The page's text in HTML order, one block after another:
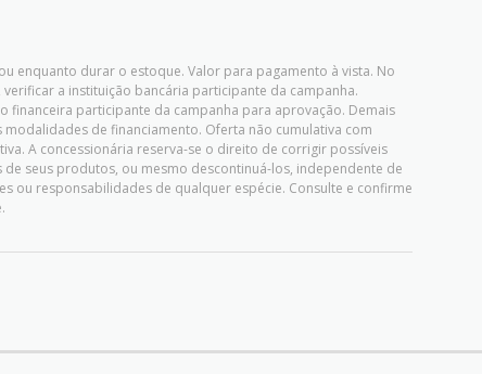
ou enquanto durar o estoque. Valor para pagamento à vista. No
a instituição bancária participante da campanha.
financeira participante da campanha para aprovação. Demais
de financiamento. Oferta não cumulativa com
A concessionária reserva-se o direito de corrigir possíveis
seus produtos, ou mesmo descontinuá-los, independente de
ou responsabilidades de qualquer espécie. Consulte e confirme